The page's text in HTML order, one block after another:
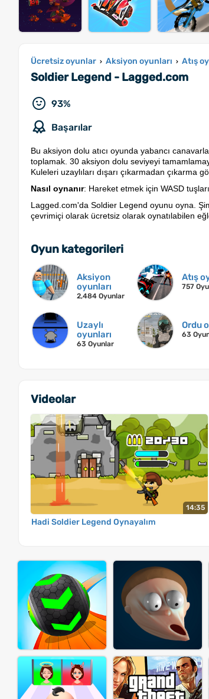
Ücretsiz oyunlar › Aksiyon oyunları › Atış
Soldier Legend - Lagged.com
93%
Başarılar
Bu aksiyon dolu atıcı oyunda yabancı
toplamak. 30 aksiyon dolu seviyeyi
Kuleleri uzaylıları dışarı çıkarmadan çıkarma
Nasıl oynanır: Hareket etmek için WASD
Lagged.com'da Soldier Legend oyunu oyna.
çevrimiçi olarak ücretsiz olarak oynatılabilen
Oyun kategorileri
Aksiyon
oyunları
2,484 Oyunlar
Atış
757
Uzaylı
oyunları
63 Oyunlar
Ordu
63
Videolar
14:35
Hadi Soldier Legend Oynayalım